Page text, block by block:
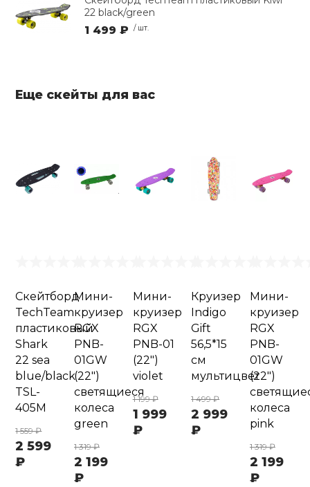
22 black/green
1 499 ₽ / шт.
Еще скейты для вас
Скейтборд
TechTeam
пластиковый
Shark
22 sea
blue/black
TSL-
405M
1 559 ₽
2 599
₽
Мини-
круизер
RGX
PNB-
01GW
(22")
светящиеся
колеса
green
1 319 ₽
2 199
₽
Мини-
круизер
RGX
PNB-01
(22")
violet
1 199 ₽
1 999
₽
Круизер
Indigo
Gift
56,5*15
см
мультицвет
1 499 ₽
2 999
₽
Мини-
круизер
RGX
PNB-
01GW
(22")
колеса
pink
1 319 ₽
2 199
₽